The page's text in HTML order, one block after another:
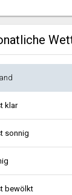
klar
sonnig
bewölkt